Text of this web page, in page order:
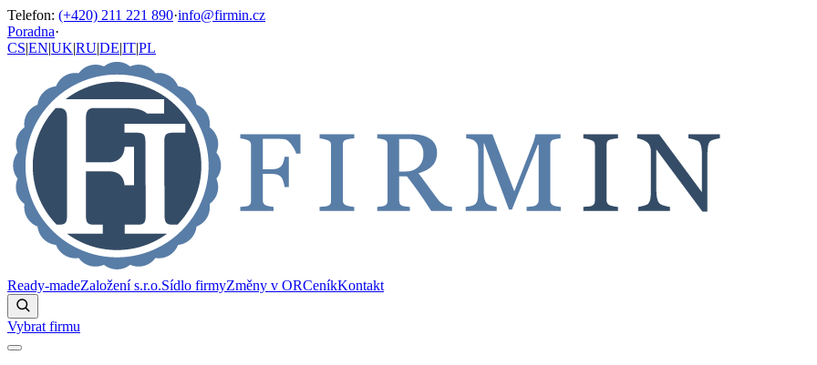
Telefon: (+420) 211 221 890·info@firmin.cz
Poradna·
CS|EN|UK|RU|DE|IT|PL
Ready-madeZaložení s.r.o.Sídlo firmyZměny v ORCeníkKontakt
Vybrat firmu